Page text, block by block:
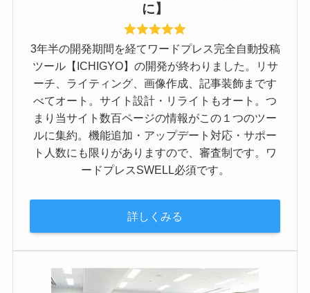
に】
3年半の開発期間を経てワードプレス完全自動投稿
ツール【ICHIGYO】の開発が終わりました。リサ
ーチ、ライティング、画像作成、記事装飾まです
べてオート。サイト設計・リライトもオート。つ
まり当サイト数百ページの情報がこの１つのツー
ルに集約。機能追加・アップデート対応・サポー
ト人数にも限りがありますので、審査制です。ワ
ードプレスSWELL必須です。
詳しくみる